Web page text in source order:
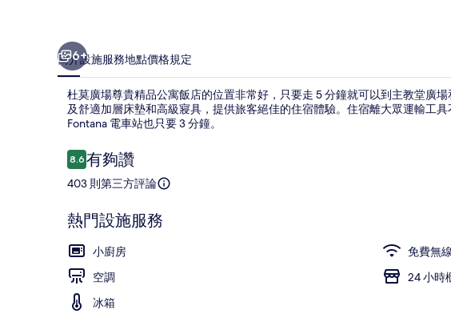
片
集
6+
簡介設施服務地點價格規定
杜莫廣場尊貴精品公寓飯店的位置非常好，只要走 5 分鐘就可以到主教堂廣
及舒適加層床墊和高級寢具，提供旅客絕佳的住宿體驗。住宿離大眾運輸工
Fontana 電車站也只要 3 分鐘。
評
論
8.68.6 分，滿分 10 分，
有夠讚
403 則第三方評論
熱門設施服務
小廚房
免費無
空調
24 小時
冰箱